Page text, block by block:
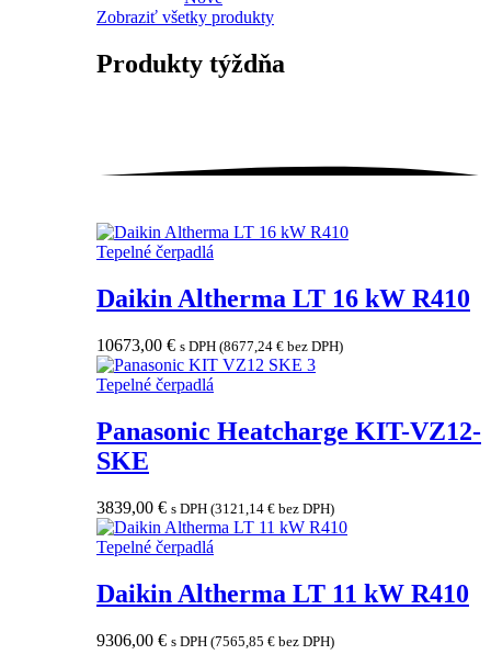
Zobraziť všetky produkty
Produkty týždňa
Tepelné čerpadlá
Daikin Altherma LT 16 kW R410
10673,00 € s DPH (8677,24 € bez DPH)
Tepelné čerpadlá
Panasonic Heatcharge KIT-VZ12-
SKE
3839,00 € s DPH (3121,14 € bez DPH)
Tepelné čerpadlá
Daikin Altherma LT 11 kW R410
9306,00 € s DPH (7565,85 € bez DPH)